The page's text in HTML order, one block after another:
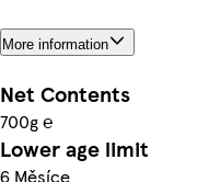
More information
Net Contents
700g ℮
Lower age limit
6 Měsíce